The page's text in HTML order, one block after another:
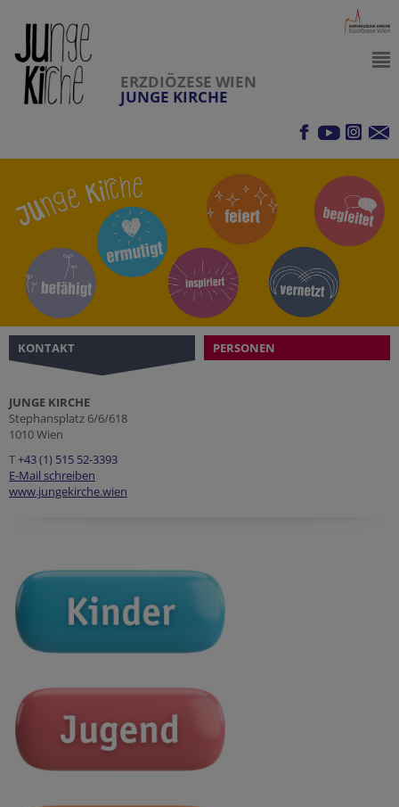
ERZDIÖZESE WIEN
JUNGE KIRCHE
KONTAKT PERSONEN
JUNGE KIRCHE
Stephansplatz 6/6/618
1010 Wien
T+43 (1) 515 52-3393
E-Mail schreiben
www.jungekirche.wien